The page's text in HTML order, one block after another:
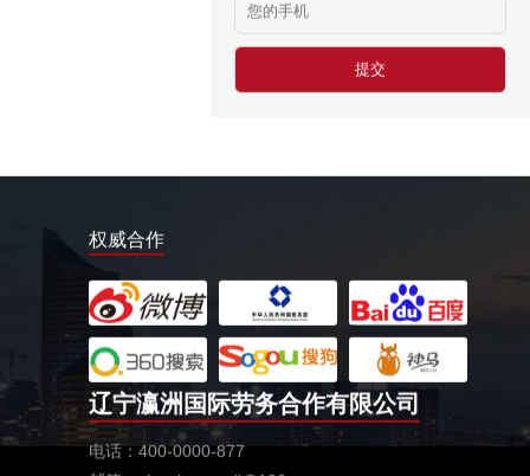
德国食品厂
￥税工后‬资是2500欧/月
西班牙剔骨工
新西兰-面点师
￥27-30纽币/小时
日本-金属分解
￥20万日元/月
日本-盒饭制做
权威合作
辽宁瀛洲国际劳务合作有限公司
电话：400-0000-877